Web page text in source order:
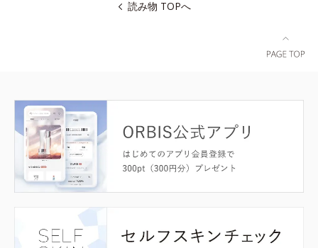
読み物 TOPへ